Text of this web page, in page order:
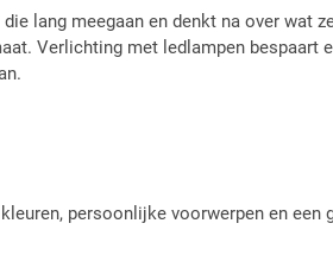
lang meegaan en denkt na over
Verlichting met ledlampen
persoonlijke voorwerpen en